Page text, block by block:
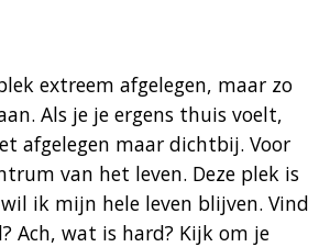
extreem afgelegen, maar zo
Als je je ergens thuis voelt,
afgelegen maar dichtbij. Voor
van het leven. Deze plek is
ik mijn hele leven blijven. Vind
Ach, wat is hard? Kijk om je